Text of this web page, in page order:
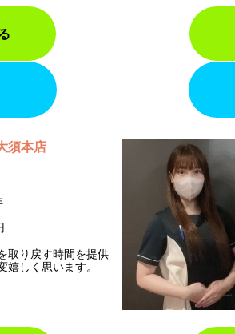
須本店
取り戻す時間を提供
嬉しく思います。